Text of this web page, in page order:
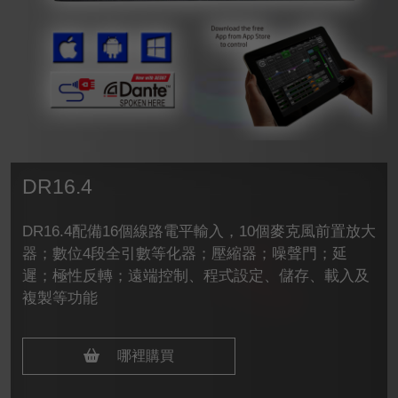
DR16.4
DR16.4配備16個線路電平輸入，10個麥克風前置放大
器；數位4段全引數等化器；壓縮器；噪聲門；延
遲；極性反轉；遠端控制、程式設定、儲存、載入及
複製等功能
哪裡購買